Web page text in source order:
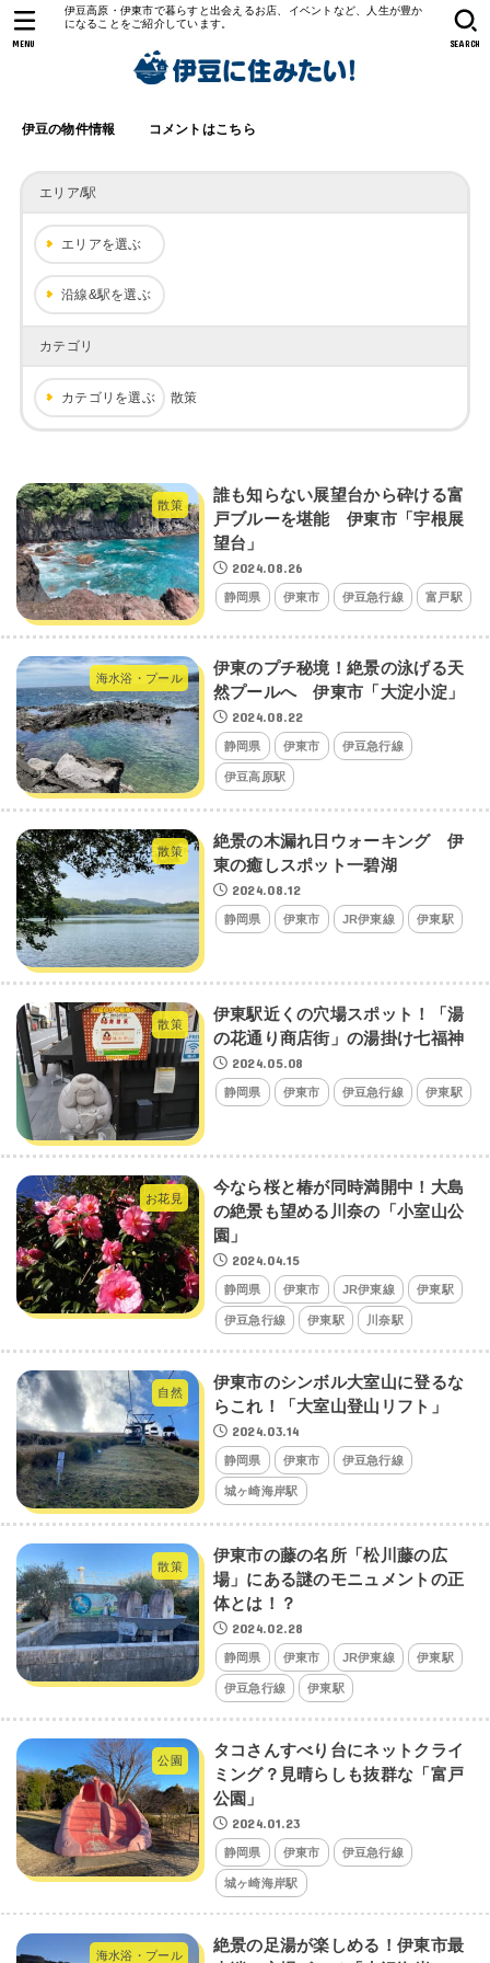
伊豆高原・伊東市で暮らすと出会えるお店、イベントなど、人生が豊か
になることをご紹介しています。
伊豆の物件情報 コメントはこちら
SEARCH
MENU
エリア/駅
エリアを選ぶ
沿線&駅を選ぶ
カテゴリ
カテゴリを選ぶ 散策
散策
誰も知らない展望台から砕ける富
戸ブルーを堪能 伊東市「宇根展
望台」
2024.08.26
静岡県 伊東市 伊豆急行線 富戸駅
海水浴・プール
伊東のプチ秘境！絶景の泳げる天
然プールへ 伊東市「大淀小淀」
2024.08.22
静岡県 伊東市 伊豆急行線
伊豆高原駅
散策
絶景の木漏れ日ウォーキング 伊
東の癒しスポット一碧湖
2024.08.12
静岡県 伊東市 JR伊東線 伊東駅
散策
伊東駅近くの穴場スポット！「湯
の花通り商店街」の湯掛け七福神
2024.05.08
静岡県 伊東市 伊豆急行線 伊東駅
お花見
今なら桜と椿が同時満開中！大島
の絶景も望める川奈の「小室山公
園」
2024.04.15
静岡県 伊東市 JR伊東線 伊東駅
伊豆急行線 伊東駅 川奈駅
自然
伊東市のシンボル大室山に登るな
らこれ！「大室山登山リフト」
2024.03.14
静岡県 伊東市 伊豆急行線
城ヶ崎海岸駅
散策
伊東市の藤の名所「松川藤の広
場」にある謎のモニュメントの正
体とは！？
2024.02.28
静岡県 伊東市 JR伊東線 伊東駅
伊豆急行線 伊東駅
公園
タコさんすべり台にネットクライ
ミング？見晴らしも抜群な「富戸
公園」
2024.01.23
静岡県 伊東市 伊豆急行線
城ヶ崎海岸駅
海水浴・プール
絶景の足湯が楽しめる！伊東市最